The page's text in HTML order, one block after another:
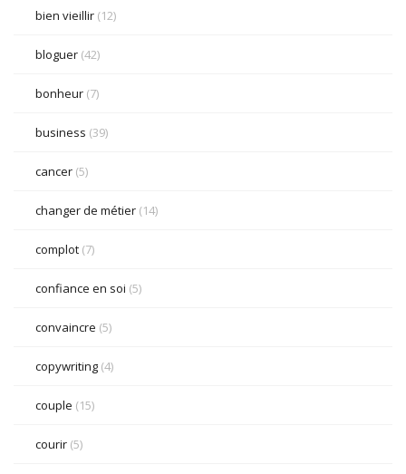
bien vieillir (12)
bloguer (42)
bonheur (7)
business (39)
cancer (5)
changer de métier (14)
complot (7)
confiance en soi (5)
convaincre (5)
copywriting (4)
couple (15)
courir (5)